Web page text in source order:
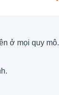
ở mọi quy mô.